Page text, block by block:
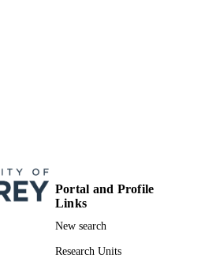
Portal and Profile
Links
New search
Research Units